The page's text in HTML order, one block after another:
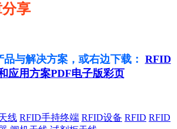
享
与解决方案，或右边下载： RFID
应用方案PDF电子版彩页
线 RFID手持终端 RFID设备 RFID RFID